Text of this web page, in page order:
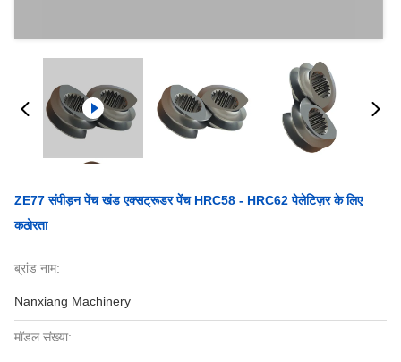
ZE77 संपीड़न पेंच खंड एक्सट्रूडर पेंच HRC58 - HRC62 पेलेटिज़र के लिए
कठोरता
ब्रांड नाम:
Nanxiang Machinery
मॉडल संख्या: